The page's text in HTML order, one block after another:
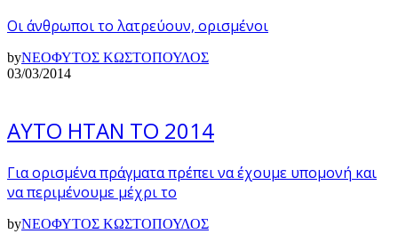
Οι άνθρωποι το λατρεύουν, ορισμένοι
byΝΕΟΦΥΤΟΣ ΚΩΣΤΟΠΟΥΛΟΣ
03/03/2014
ΑΥΤΟ ΗΤΑΝ ΤΟ 2014
Για ορισμένα πράγματα πρέπει να έχουμε υπομονή και
να περιμένουμε μέχρι το
byΝΕΟΦΥΤΟΣ ΚΩΣΤΟΠΟΥΛΟΣ